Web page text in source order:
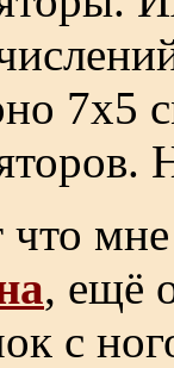
7x5
, ещё
с